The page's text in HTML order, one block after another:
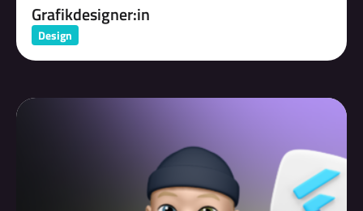
Grafikdesigner:in
Design